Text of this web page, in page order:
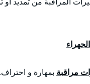
مراقبة بمهارة و احتراف.